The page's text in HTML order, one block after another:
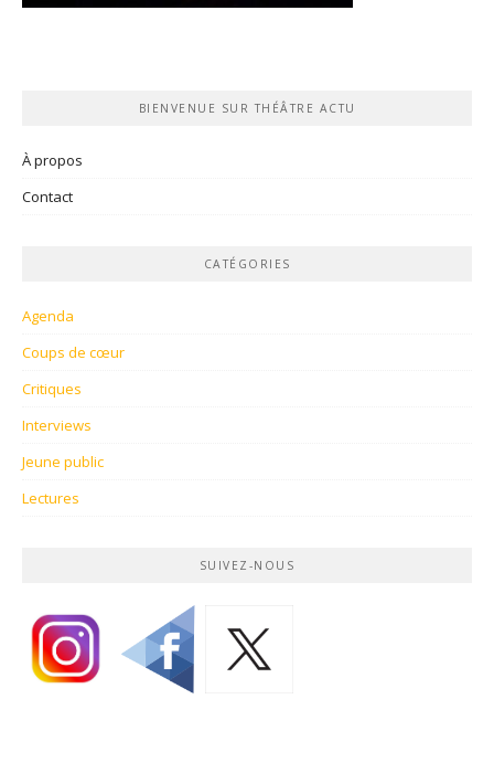
BIENVENUE SUR THÉÂTRE ACTU
À propos
Contact
CATÉGORIES
Agenda
Coups de cœur
Critiques
Interviews
Jeune public
Lectures
SUIVEZ-NOUS